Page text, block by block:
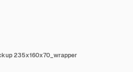
235x160x70_wrapper